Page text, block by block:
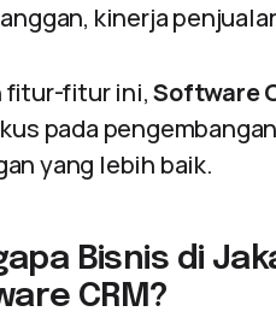
kinerja
fitur-fitur ini,Software
pada
yang lebih baik.
Bisnis di
CRM?